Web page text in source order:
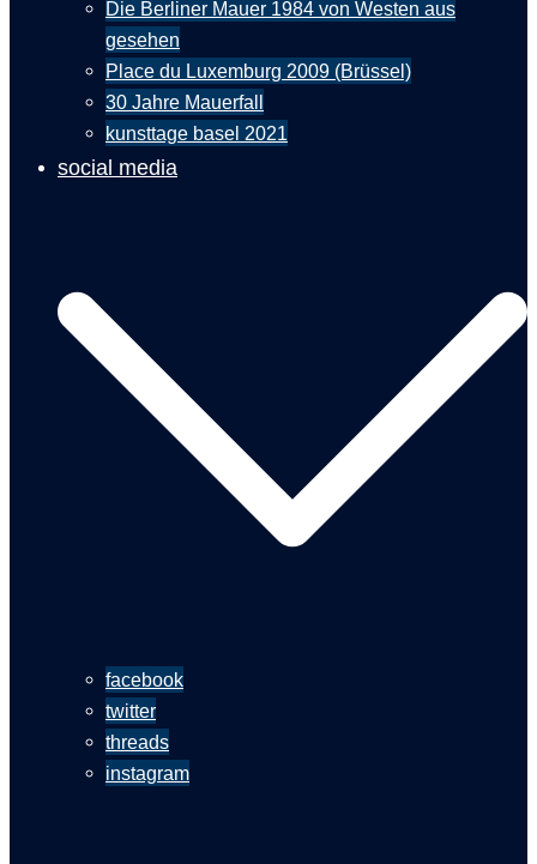
Die Berliner Mauer 1984 von Westen aus
gesehen
Place du Luxemburg 2009 (Brüssel)
30 Jahre Mauerfall
kunsttage basel 2021
social media
facebook
twitter
threads
instagram